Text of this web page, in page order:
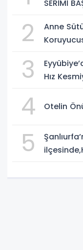
SERİMİ
2
Anne
3
Hız
4 Otelin
5